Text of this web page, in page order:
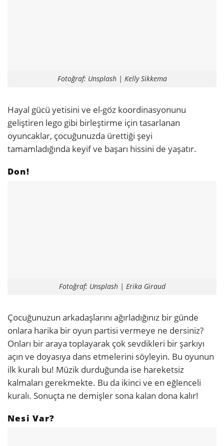
Fotoğraf: Unsplash | Kelly Sikkema
Hayal gücü yetisini ve el-göz koordinasyonunu
geliştiren lego gibi birleştirme için tasarlanan
oyuncaklar, çocuğunuzda ürettiği şeyi
tamamladığında keyif ve başarı hissini de yaşatır.
Don!
Fotoğraf: Unsplash | Erika Giraud
Çocuğunuzun arkadaşlarını ağırladığınız bir günde
onlara harika bir oyun partisi vermeye ne dersiniz?
Onları bir araya toplayarak çok sevdikleri bir şarkıyı
açın ve doyasıya dans etmelerini söyleyin. Bu oyunun
ilk kuralı bu! Müzik durduğunda ise hareketsiz
kalmaları gerekmekte. Bu da ikinci ve en eğlenceli
kuralı. Sonuçta ne demişler sona kalan dona kalır!
Nesi Var?